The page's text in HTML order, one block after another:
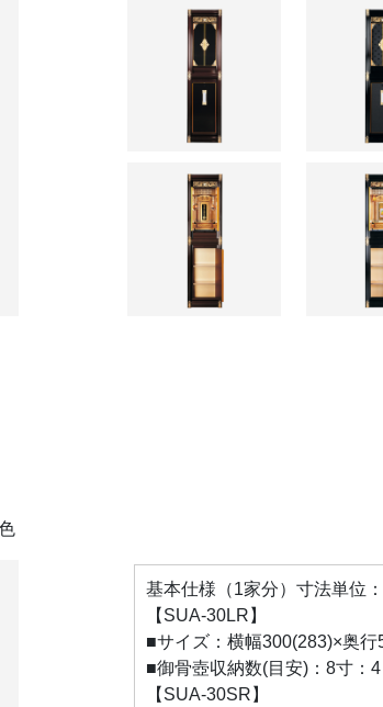
【SUA-35L】
■サイズ：横幅350(333)×奥
■御骨壺収納数(目安)：8寸
【SUA-35S】
■サイズ：横幅350(283)×奥
■御骨壺収納数(目安)：8寸
基本仕様（1家分）寸法単位
【SUA-30LR】
■サイズ：横幅300(283)×奥
■御骨壺収納数(目安)：8寸：
【SUA-30SR】